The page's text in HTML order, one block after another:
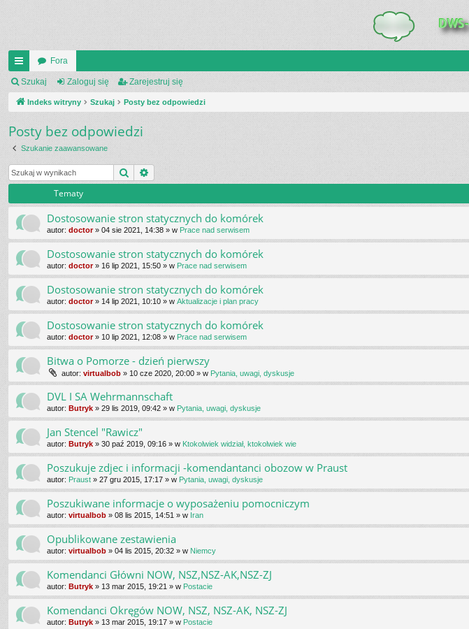
UI
C
_L
IN
K
S
Fora
Szukaj Zaloguj się Zarejestruj się
Indeks witryny Szukaj Posty bez odpowiedzi
Posty bez odpowiedzi
Szukanie zaawansowane
Szukaj
Tematy
Dostosowanie stron statycznych do komórek
autor: doctor» 04 sie 2021, 14:38 » w Prace nad serwisem
Dostosowanie stron statycznych do komórek
autor: doctor» 16 lip 2021, 15:50 » w Prace nad serwisem
Dostosowanie stron statycznych do komórek
autor: doctor» 14 lip 2021, 10:10 » w Aktualizacje i plan pracy
Dostosowanie stron statycznych do komórek
autor: doctor» 10 lip 2021, 12:08 » w Prace nad serwisem
Bitwa o Pomorze - dzień pierwszy
autor: virtualbob » 10 cze 2020, 20:00 » w Pytania, uwagi, dyskusje
DVL I SA Wehrmannschaft
autor: Butryk » 29 lis 2019, 09:42 » w Pytania, uwagi, dyskusje
Jan Stencel "Rawicz"
autor: Butryk » 30 paź 2019, 09:16 » w Ktokolwiek widział, ktokolwiek wie
Poszukuje zdjec i informacji -komendantanci obozow w Praust
autor: Praust » 27 gru 2015, 17:17 » w Pytania, uwagi, dyskusje
Poszukiwane informacje o wyposażeniu pomocniczym
autor: virtualbob » 08 lis 2015, 14:51 » w Iran
Opublikowane zestawienia
autor: virtualbob » 04 lis 2015, 20:32 » w Niemcy
Komendanci Główni NOW, NSZ,NSZ-AK,NSZ-ZJ
autor: Butryk » 13 mar 2015, 19:21 » w Postacie
Komendanci Okręgów NOW, NSZ, NSZ-AK, NSZ-ZJ
autor: Butryk » 13 mar 2015, 19:17 » w Postacie